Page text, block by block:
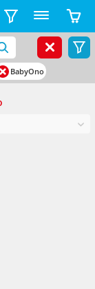
BabyOno